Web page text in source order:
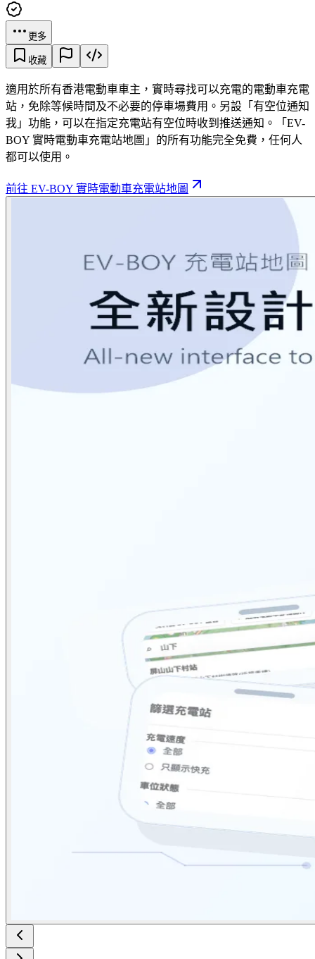
更多
收藏
適用於所有香港電動車車主，實時尋找可以充電的電動車充電
站，免除等候時間及不必要的停車場費用。另設「有空位通知
我」功能，可以在指定充電站有空位時收到推送通知。「EV-
BOY 實時電動車充電站地圖」的所有功能完全免費，任何人
都可以使用。
前往 EV-BOY 實時電動車充電站地圖